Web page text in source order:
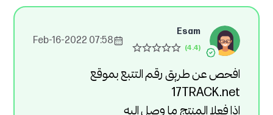
Esam
07:58 2022-Feb-16
افحص عن طريق رقم التتبع بموقع
17TRACK.net
اذا فعلا المنتج ما وصل اليه